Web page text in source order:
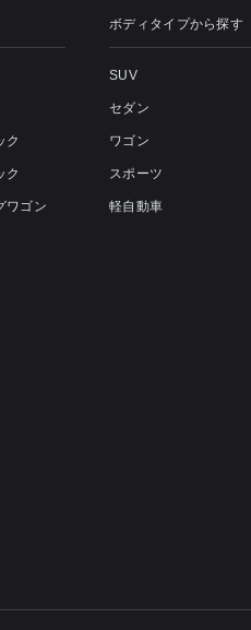
ク
ク
ワゴン
ボディタイプから探す
SUV
セダン
ワゴン
スポーツ
軽自動車